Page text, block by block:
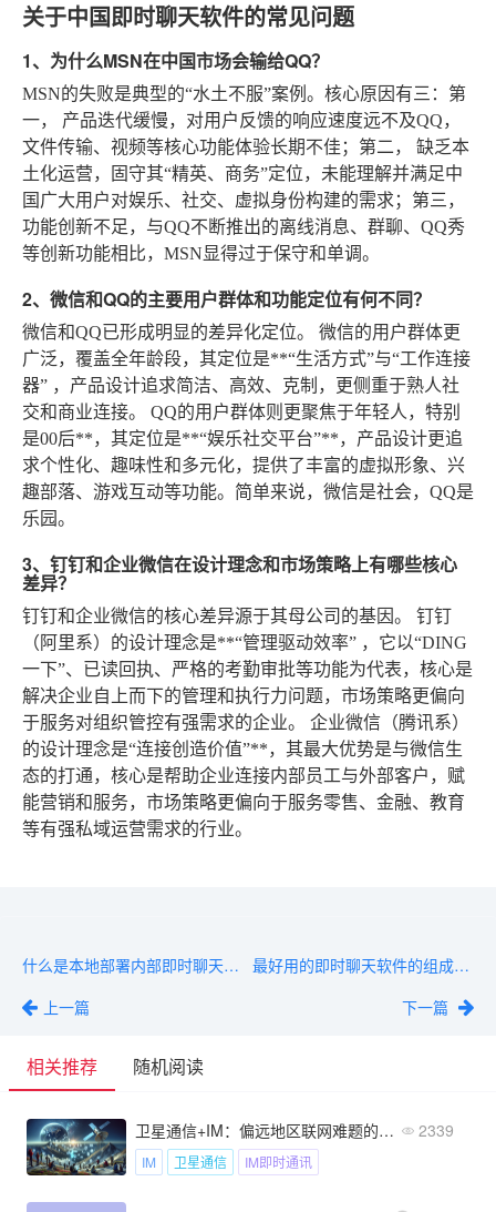
关于中国即时聊天软件的常见问题
1、为什么MSN在中国市场会输给QQ？
MSN的失败是典型的“水土不服”案例。核心原因有三：第
一， 产品迭代缓慢，对用户反馈的响应速度远不及QQ，
文件传输、视频等核心功能体验长期不佳；第二， 缺乏本
土化运营，固守其“精英、商务”定位，未能理解并满足中
国广大用户对娱乐、社交、虚拟身份构建的需求；第三，
功能创新不足 ，与QQ不断推出的离线消息、群聊、QQ秀
等创新功能相比，MSN显得过于保守和单调。
2、微信和QQ的主要用户群体和功能定位有何不同？
微信和QQ已形成明显的差异化定位。 微信的用户群体更
广泛，覆盖全年龄段，其定位是**“生活方式”与“工作连接
器” ，产品设计追求简洁、高效、克制，更侧重于熟人社
交和商业连接。 QQ的用户群体则更聚焦于年轻人，特别
是00后**，其定位是**“娱乐社交平台”**，产品设计更追
求个性化、趣味性和多元化，提供了丰富的虚拟形象、兴
趣部落、游戏互动等功能。简单来说，微信是社会，QQ是
乐园。
3、钉钉和企业微信在设计理念和市场策略上有哪些核心
差异？
钉钉和企业微信的核心差异源于其母公司的基因。 钉钉
（阿里系）的设计理念是**“管理驱动效率” ，它以“DING
一下”、已读回执、严格的考勤审批等功能为代表，核心是
解决企业自上而下的管理和执行力问题，市场策略更偏向
于服务对组织管控有强需求的企业。 企业微信 （腾讯系）
的设计理念是“连接创造价值”**，其最大优势是与微信生
态的打通，核心是帮助企业连接内部员工与外部客户，赋
能营销和服务，市场策略更偏向于服务零售、金融、教育
等有强私域运营需求的行业。
什么是本地部署内部即时聊天软件？核心概念与作用拆解
上一篇
最好用的即时聊天软件的组成要素与架构设计原理解析
下一篇
相关推荐 随机阅读
卫星通信+IM：偏远地区联网难题的“终极解法”要来了？ 2339
IM 卫星通信 IM即时通讯